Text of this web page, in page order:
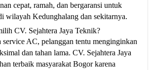
cepat, ramah, dan bergaransi untuk
wilayah Kedunghalang dan sekitarnya.
CV. Sejahtera Jaya Teknik?
AC, pelanggan tentu menginginkan
dan tahan lama. CV. Sejahtera Jaya
terbaik masyarakat Bogor karena